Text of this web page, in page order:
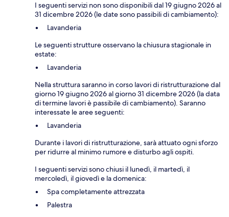
I seguenti servizi non sono disponibili dal 19 giugno 2026 al
31 dicembre 2026 (le date sono passibili di cambiamento):
Lavanderia
Le seguenti strutture osservano la chiusura stagionale in
estate:
Lavanderia
Nella struttura saranno in corso lavori di ristrutturazione dal
giorno 19 giugno 2026 al giorno 31 dicembre 2026 (la data
di termine lavori è passibile di cambiamento). Saranno
interessate le aree seguenti:
Lavanderia
Durante i lavori di ristrutturazione, sarà attuato ogni sforzo
per ridurre al minimo rumore e disturbo agli ospiti.
I seguenti servizi sono chiusi il lunedì, il martedì, il
mercoledì, il giovedì e la domenica:
Spa completamente attrezzata
Palestra